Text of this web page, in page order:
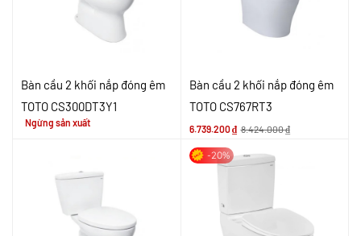
Bàn cầu 2 khối nắp đóng êm
TOTO CS300DT3Y1
Ngừng sản xuất
Bàn cầu 2 khối nắp đóng êm
TOTO CS767RT3
6.739.200₫ 8.424.000₫
-20%